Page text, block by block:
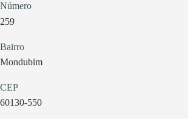
Número
259
Bairro
Mondubim
CEP
60130-550